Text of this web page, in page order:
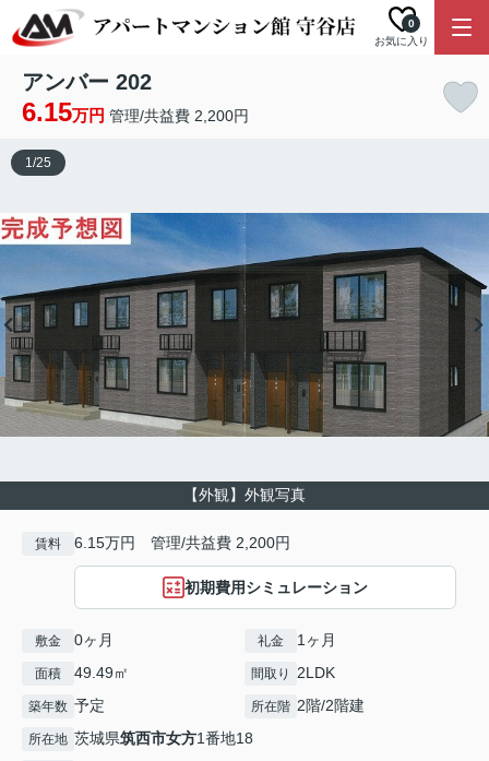
お気に入り
0
アンバー 202
6.15万円 管理/共益費 2,200円
【外観】外観写真
1/25
賃料 6.15万円 管理/共益費 2,200円
初期費用シミュレーション
敷金 0ヶ月 礼金 1ヶ月
面積 49.49㎡ 間取り 2LDK
築年数 予定 所在階 2階/2階建
所在地 茨城県筑西市女方1番地18